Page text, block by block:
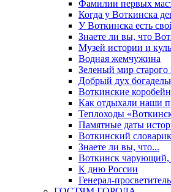
Фамилии первых
Когда у Воткинска
У Воткинска есть
Знаете ли вы, что
Музей истории и
Водная жемчужина
Зеленый мир старого
Добрый дух
Воткинские
Как отдыхали наши
Теплоходы
Памятные даты
Воткинский словарик
Знаете ли вы, что...
Воткинск
К дню России
Генерал-просветитель